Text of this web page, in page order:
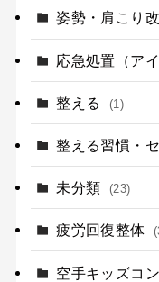
姿勢・肩こり
応急処置（ア
整える (1)
整える習慣・
未分類 (23)
疲労回復整体
空手キッズコ